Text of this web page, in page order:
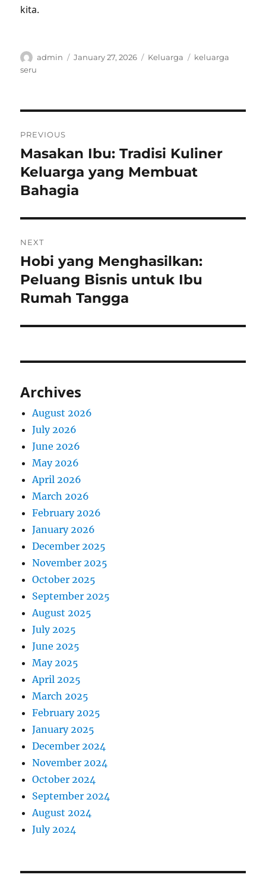
kita.
Author
admin
Posted
January 27, 2026 Categories
Keluarga Tags
keluarga
seru
navigation
PREVIOUS
Previous
post:
Masakan Ibu: Tradisi Kuliner
Keluarga yang Membuat
Bahagia
NEXT
Next
post:
Hobi yang Menghasilkan:
Peluang Bisnis untuk Ibu
Rumah Tangga
Archives
August 2026
July 2026
June 2026
May 2026
April 2026
March 2026
February 2026
January 2026
December 2025
November 2025
October 2025
September 2025
August 2025
July 2025
June 2025
May 2025
April 2025
March 2025
February 2025
January 2025
December 2024
November 2024
October 2024
September 2024
August 2024
July 2024